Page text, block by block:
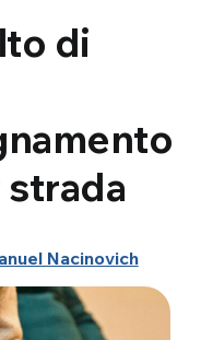
di
Nacinovich